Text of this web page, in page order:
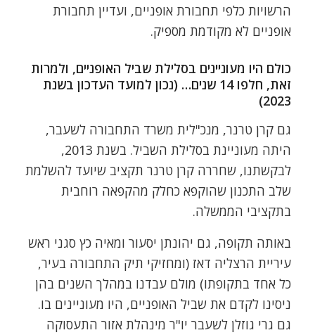
הרשויות כלפי תחבורת אופניים, ועדיין תחבורת
אופניים לא מקודמת מספיק.
כולם היו מעוניינים בסלילת שביל האופניים, ולמרות
זאת, חלפו 14 שנים… (נכון למועד העדכון בשנת
2023)
גם קרן טרנר, מנכ"לית משרד התחבורה לשעבר,
היתה מעוניינת בסלילת השביל. בשנת 2013,
לבקשתנו, שחררה קרן טרנר תקציב שיועד להשלמת
שלב התכנון שהוקפא כחלק מהקפאה רוחבית
בתקציבי הממשלה.
באותה תקופה, גם יהונתן יסעור ומאיה כץ סגני ראש
עיריית הרצליה דאז (ומחזיקי תיק התחבורה בעיר,
כל אחד בתקופתו) מולם עבדנו במהלך השנים בהן
ניסינו לקדם את שביל האופניים, היו מעוניינים בו.
גם גרי גוזלן לשעבר יו"ר מינהלת אזור התעסוקה